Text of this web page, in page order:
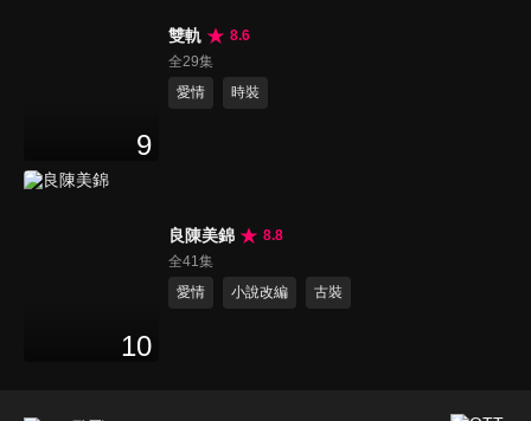
9
雙軌
8.6
全29集
愛情
時裝
10
良陳美錦
8.8
全41集
愛情
小說改編 古裝